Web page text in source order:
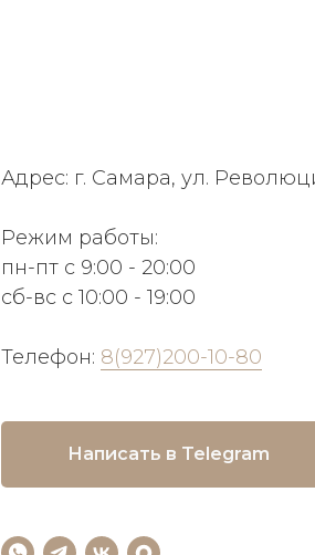
Адрес: г. Самара, ул.
Режим работы:
пн-пт с 9:00 - 20:00
сб-вс с 10:00 - 19:00
Телефон: 8(927)200-10-80
Написать в Telegram